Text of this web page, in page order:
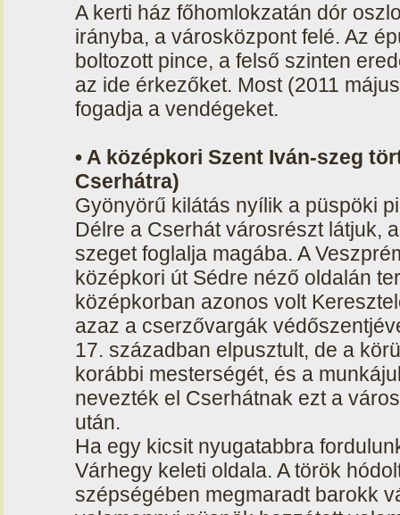
A kerti ház főhomlokzatán dór
irányba, a városközpont felé. Az
boltozott pince, a felső szinten
az ide érkezőket. Most (2011
fogadja a vendégeket.
• A középkori Szent Iván-szeg
Cserhátra)
Gyönyörű kilátás nyílik a püspöki
Délre a Cserhát városrészt látjuk,
szeget foglalja magába. A
középkori út Sédre néző oldalán
középkorban azonos volt
azaz a cserzővargák
17. században elpusztult, de a
korábbi mesterségét, és a
nevezték el Cserhátnak ezt a
után.
Ha egy kicsit nyugatabbra
Várhegy keleti oldala. A török
szépségében megmaradt barokk